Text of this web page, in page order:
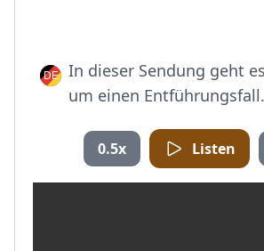
In dieser Sendung geht
um einen Entführungsfall.
0.5x Listen